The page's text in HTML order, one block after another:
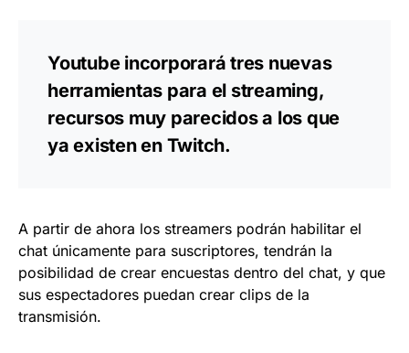
Youtube incorporará tres nuevas
herramientas para el streaming,
recursos muy parecidos a los que
ya existen en Twitch.
A partir de ahora los streamers podrán habilitar el
chat únicamente para suscriptores, tendrán la
posibilidad de crear encuestas dentro del chat, y que
sus espectadores puedan crear clips de la
transmisión.